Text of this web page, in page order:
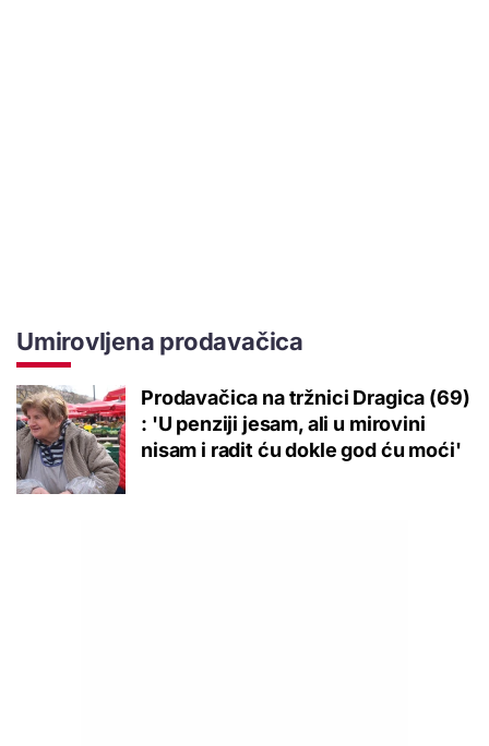
Umirovljena prodavačica
Prodavačica na tržnici Dragica (69)
: 'U penziji jesam, ali u mirovini
nisam i radit ću dokle god ću moći'